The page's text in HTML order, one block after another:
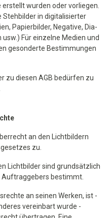
wurden oder vorliegen.
Stehbilder in digitalisierter
Papierbilder, Negative, Dia-
Für einzelne Medien und
gesonderte Bestimmungen
zu diesen AGB bedürfen zu
an den Lichtbildern
zu.
Lichtbilder sind grundsätzlich
Auftraggebers bestimmt.
an seinen Werken, ist -
vereinbart wurde -